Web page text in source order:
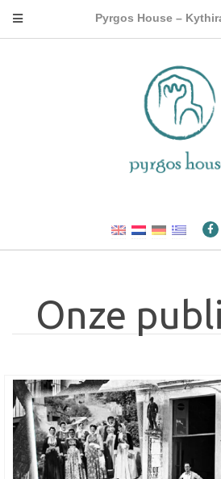
Pyrgos House –
Onze